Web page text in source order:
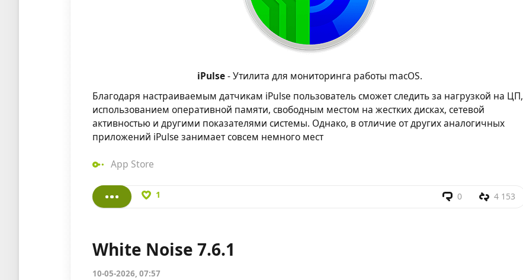
iPulse- Утилита для мониторинга работы macOS.
Благодаря настраиваемым датчикам iPulse пользователь сможет следить за нагрузкой на ЦП,
использованием оперативной памяти, свободным местом на жестких дисках, сетевой
активностью и другими показателями системы. Однако, в отличие от других аналогичных
приложений iPulse занимает совсем немного мест
App Store
1 0 4 153
White Noise 7.6.1
10-05-2026, 07:57